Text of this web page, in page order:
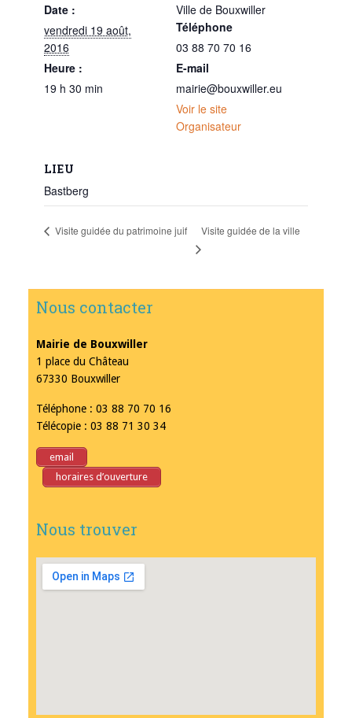
Date :
vendredi 19 août,
2016
Heure :
19 h 30 min
Ville de Bouxwiller
Téléphone
03 88 70 70 16
E-mail
mairie@bouxwiller.eu
Voir le site
Organisateur
LIEU
Bastberg
Visite guidée du patrimoine juif Visite guidée de la ville
Nous contacter
Mairie de Bouxwiller
1 place du Château
67330 Bouxwiller
Téléphone : 03 88 70 70 16
Télécopie : 03 88 71 30 34
email
horaires d’ouverture
Nous trouver